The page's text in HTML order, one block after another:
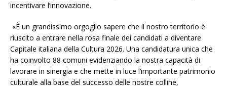
incentivare l’innovazione.
«È un grandissimo orgoglio sapere che il nostro territorio è
riuscito a entrare nella rosa finale dei candidati a diventare
Capitale italiana della Cultura 2026. Una candidatura unica che
ha coinvolto 88 comuni evidenziando la nostra capacità di
lavorare in sinergia e che mette in luce l’importante patrimonio
culturale alla base del successo delle nostre colline,